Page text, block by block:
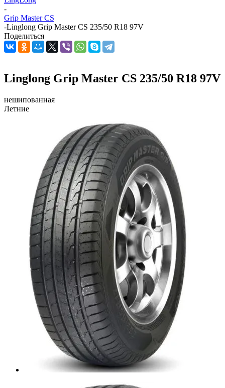
-
Grip Master CS
-Linglong Grip Master CS 235/50 R18 97V
Поделиться
Linglong Grip Master CS 235/50 R18 97V
нешипованная
Летние